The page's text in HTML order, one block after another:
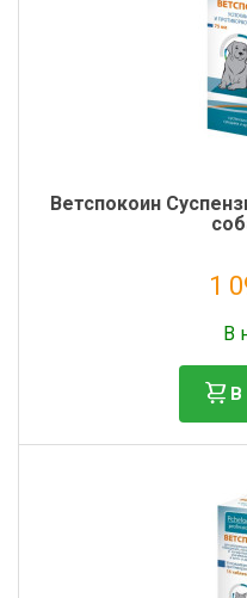
Ветспокоин
1
В
В